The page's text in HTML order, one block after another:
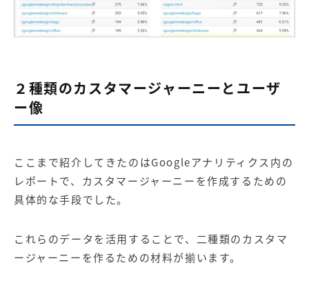
２種類のカスタマージャーニーとユーザ
ー像
ここまで紹介してきたのはGoogleアナリティクス内の
レポートで、カスタマージャーニーを作成するための
具体的な手段でした。
これらのデータを活用することで、二種類のカスタマ
ージャーニーを作るための材料が揃います。